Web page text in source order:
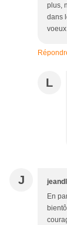
plus,
dans
L
J
En